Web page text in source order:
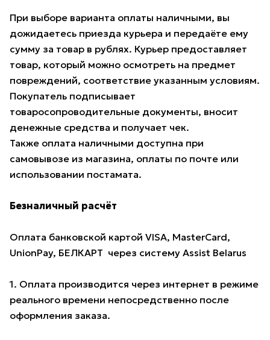
При выборе варианта оплаты наличными, вы
дожидаетесь приезда курьера и передаёте ему
сумму за товар в рублях. Курьер предоставляет
товар, который можно осмотреть на предмет
повреждений, соответствие указанным условиям.
Покупатель подписывает
товаросопроводительные документы, вносит
денежные средства и получает чек.
Также оплата наличными доступна при
самовывозе из магазина, оплаты по почте или
использовании постамата.
Безналичный расчёт
Оплата банковской картой VISA, MasterCard,
UnionPay, БЕЛКАРТ через систему Assist Belarus
1. Оплата производится через интернет в режиме
реального времени непосредственно после
оформления заказа.